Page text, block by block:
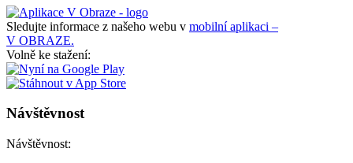
Sledujte informace z našeho webu v mobilní aplikaci –
V OBRAZE.
Volně ke stažení:
Návštěvnost
Návštěvnost: